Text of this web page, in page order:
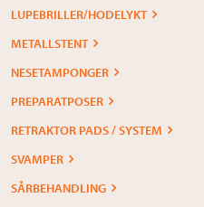
LUPEBRILLER/HODELYKT
METALLSTENT
NESETAMPONGER
PREPARATPOSER
RETRAKTOR PADS / SYSTEM
SVAMPER
SÅRBEHANDLING